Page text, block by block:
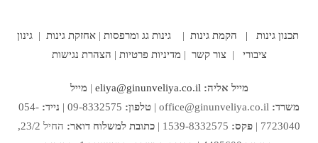
תכנון גינות | הקמת גינות | גינות גג ומרפסות |אחזקת גינות |גינון
ציבורי |צור קשר | מדיניות פרטיות | הצהרת נגישות
מייל אליה: eliya@ginunveliya.co.il
| מייל
משרד: office@ginunveliya.co.il
| טלפון: נייד: 054-
7723040 |
פקס: כתובת למשלוח דואר:
החיל 23/2,